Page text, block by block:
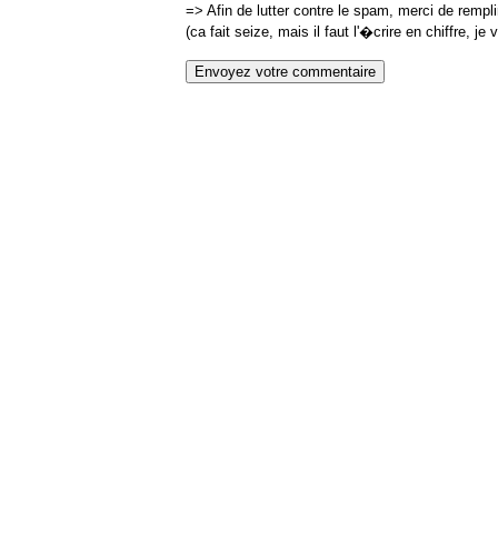
=> Afin de lutter contre le spam, merci de
(ca fait seize, mais il faut l'�crire en chiffre, je